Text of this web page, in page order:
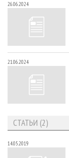
26.06.2024
21.06.2024
СТАТЬИ (2)
14.05.2019